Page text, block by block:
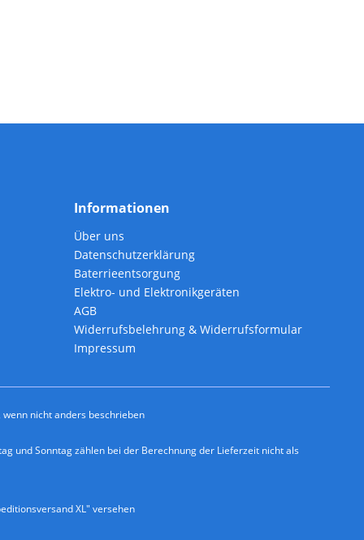
Informationen
Über uns
Datenschutzerklärung
Baterrieentsorgung
Elektro- und Elektronikgeräten
AGB
Widerrufsbelehrung & Widerrufsformular
Impressum
nicht anders beschrieben
und Sonntag zählen bei der Berechnung der Lieferzeit nicht als
XL" versehen